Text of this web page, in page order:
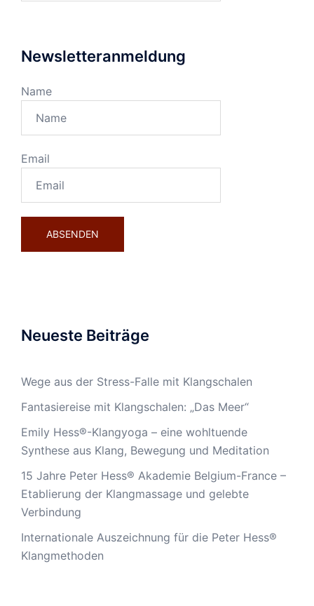
Newsletteranmeldung
Name
Email
Neueste Beiträge
Wege aus der Stress-Falle mit Klangschalen
Fantasiereise mit Klangschalen: „Das Meer“
Emily Hess®-Klangyoga – eine wohltuende
Synthese aus Klang, Bewegung und Meditation
15 Jahre Peter Hess® Akademie Belgium-France –
Etablierung der Klangmassage und gelebte
Verbindung
Internationale Auszeichnung für die Peter Hess®
Klangmethoden